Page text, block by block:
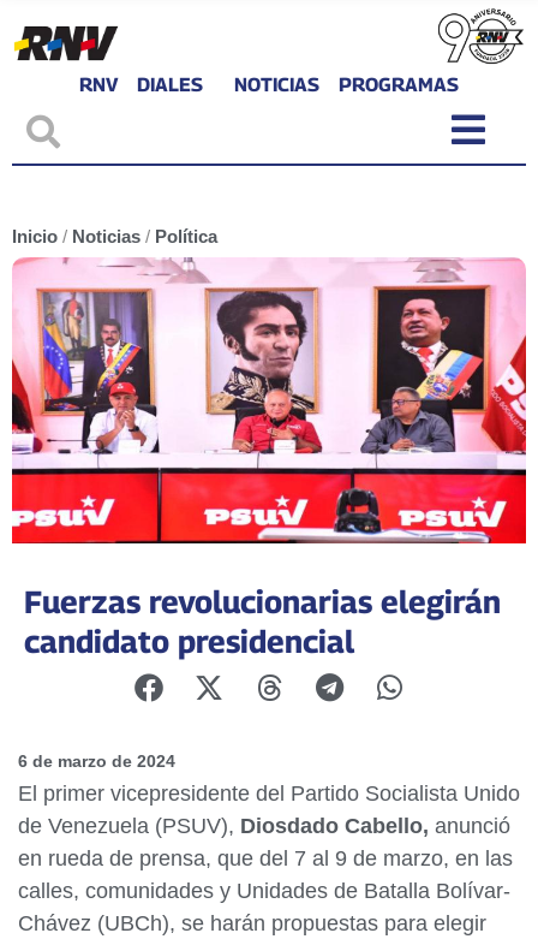
RNV DIALES NOTICIAS PROGRAMAS
Inicio / Noticias / Política
Fuerzas revolucionarias elegirán
candidato presidencial
6 de marzo de 2024
El primer vicepresidente del Partido Socialista Unido
de Venezuela (PSUV), Diosdado Cabello, anunció
en rueda de prensa, que del 7 al 9 de marzo, en las
calles, comunidades y Unidades de Batalla Bolívar-
Chávez (UBCh), se harán propuestas para elegir